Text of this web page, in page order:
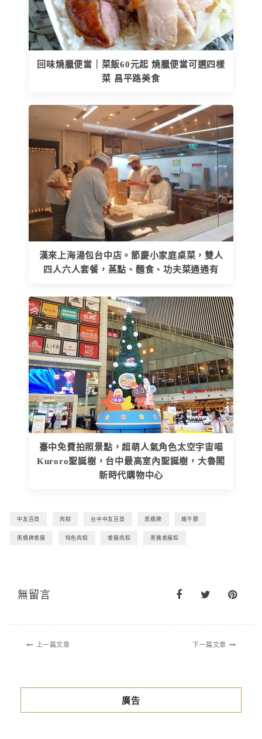
回味燒臘便當｜菜飯60元起 燒臘便當可選四樣
菜 昌平路美食
漢來上海湯包台中店。節慶小家庭桌菜，雙人
四人六人套餐，蒸點、麵食、功夫菜通通有
臺中免費拍照景點，超萌人氣角色太空宇宙喵
Kuroro聖誕樹，台中最高室內聖誕樹，大魯閣
新時代購物中心
中友百貨 肉粽 台中中友百貨 黑橋牌 端午節
黑橋牌香腸 特色肉粽 香腸肉粽 黑豬香腸粽
無留言
上一篇文章 下一篇文章
廣告